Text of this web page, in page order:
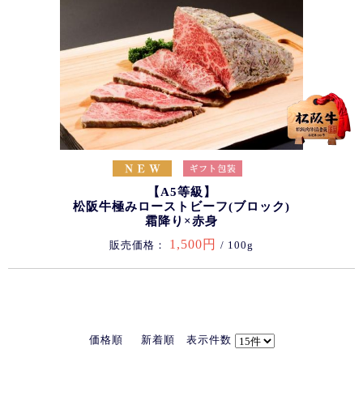
【A5等級】
松阪牛極みローストビーフ(ブロック)
霜降り×赤身
販売価格： 1,500円 / 100g
価格順 新着順 表示件数